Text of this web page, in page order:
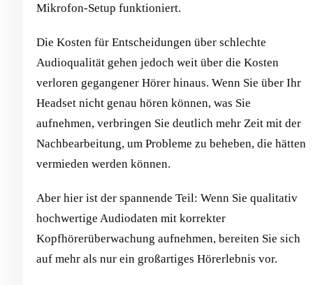
Mikrofon-Setup funktioniert.
Die Kosten für Entscheidungen über schlechte
Audioqualität gehen jedoch weit über die Kosten
verloren gegangener Hörer hinaus. Wenn Sie über Ihr
Headset nicht genau hören können, was Sie
aufnehmen, verbringen Sie deutlich mehr Zeit mit der
Nachbearbeitung, um Probleme zu beheben, die hätten
vermieden werden können.
Aber hier ist der spannende Teil: Wenn Sie qualitativ
hochwertige Audiodaten mit korrekter
Kopfhörerüberwachung aufnehmen, bereiten Sie sich
auf mehr als nur ein großartiges Hörerlebnis vor.